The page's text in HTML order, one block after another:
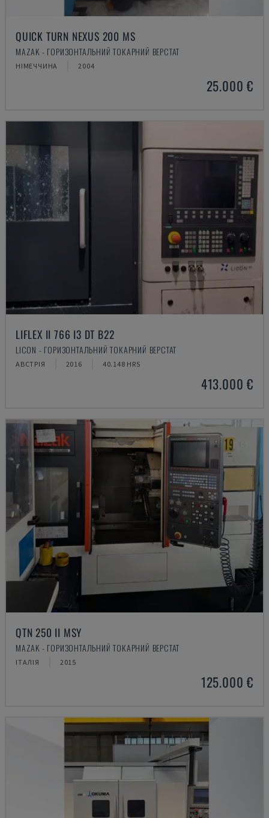
QUICK TURN NEXUS 200 MS
MAZAK - ГОРИЗОНТАЛЬНИЙ ТОКАРНИЙ ВЕРСТАТ
НІМЕЧЧИНА 2004
25.000 €
LIFLEX II 766 I3 DT B22
LICON - ГОРИЗОНТАЛЬНИЙ ТОКАРНИЙ ВЕРСТАТ
АВСТРІЯ 2016 40.148 HRS
413.000 €
QTN 250 II MSY
MAZAK - ГОРИЗОНТАЛЬНИЙ ТОКАРНИЙ ВЕРСТАТ
ІТАЛІЯ 2015
125.000 €